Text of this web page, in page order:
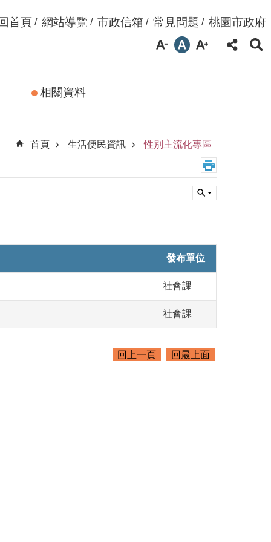
首頁 網站導覽 市政信箱 常見問題 桃園市政府
相關資料
首頁 生活便民資訊 性別主流化專區
發布單位
社會課
社會課
回上一頁 回最上面